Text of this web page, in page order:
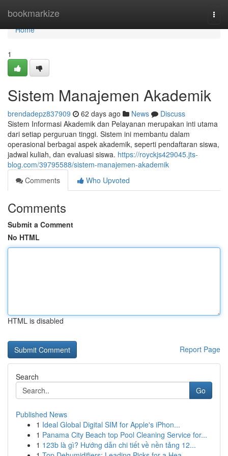
bookmarkize
Home
Home
1
Sistem Manajemen Akademik
brendadepz837909 62 days ago News
Discuss
Sistem Informasi Akademik dan Pelayanan merupakan inti utama
dari setiap perguruan tinggi. Sistem ini membantu dalam
operasional berbagai aspek akademik, seperti pendaftaran siswa,
jadwal kuliah, dan evaluasi siswa. https://royckjs429045.jts-
blog.com/39795588/sistem-manajemen-akademik
Comments
Who Upvoted
Comments
Submit a Comment
No HTML
HTML is disabled
Report Page
Search
Go
Published News
1 Ideal Global Digital SIM for Apple's iPhon...
1 Panama City Beach top Pool Cleaning Service for...
1 123b là gì? Hướng dẫn chi tiết về nền tảng 12...